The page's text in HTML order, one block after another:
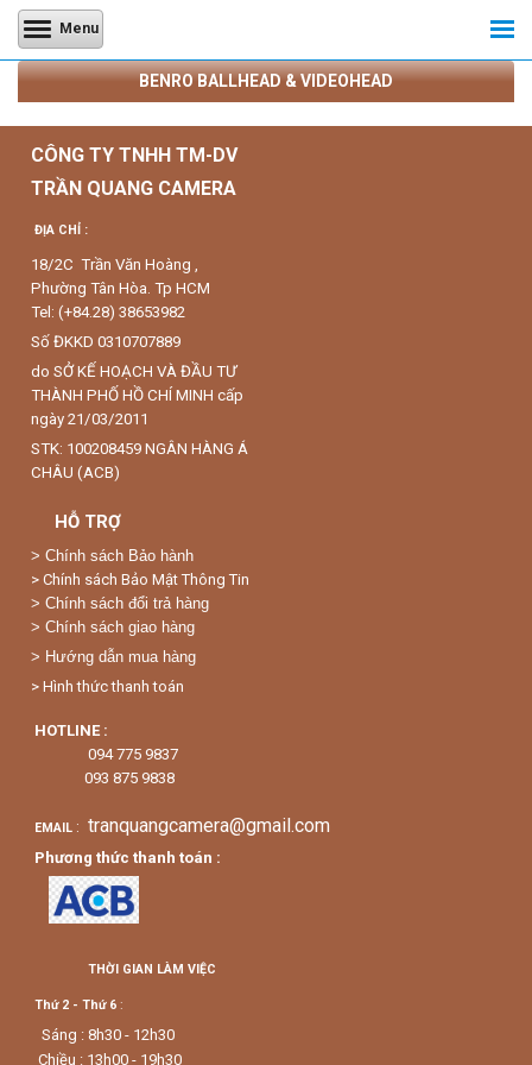
Menu
BENRO BALLHEAD & VIDEOHEAD
CÔNG TY TNHH TM-DV
TRẦN QUANG CAMERA
ĐỊA CHỈ :
18/2C Trần Văn Hoàng ,
Phường Tân Hòa. Tp HCM
Tel: (+84.28) 38653982
Số ĐKKD 0310707889
do SỞ KẾ HOẠCH VÀ ĐẦU TƯ
THÀNH PHỐ HỒ CHÍ MINH cấp
ngày 21/03/2011
STK: 100208459 NGÂN HÀNG Á
CHÂU (ACB)
HỖ TRỢ
> Chính sách Bảo hành
> Chính sách Bảo Mật Thông Tin
> Chính sách đổi trả hàng
> Chính sách giao hàng
> Hướng dẫn mua hàng
> Hình thức thanh toán
HOTLINE :
094 775 9837
093 875 9838
EMAIL : tranquangcamera@gmail.com
Phương thức thanh toán :
THỜI GIAN LÀM VIỆC
Thứ 2 - Thứ 6 :
Sáng : 8h30 - 12h30
Chiều : 13h00 - 19h30